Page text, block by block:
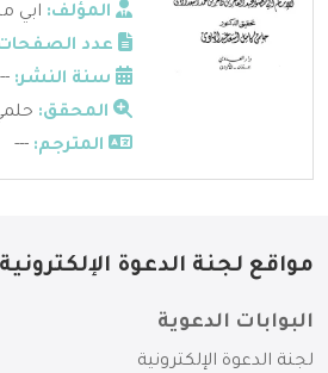
المؤلف: ابي
عدد
سنة النشر:
المحقق:
المترجم: ---
مواقع لجنة الدعوة الإلكترونية
البوابات الدعوية
لجنة الدعوة الإلكترونية